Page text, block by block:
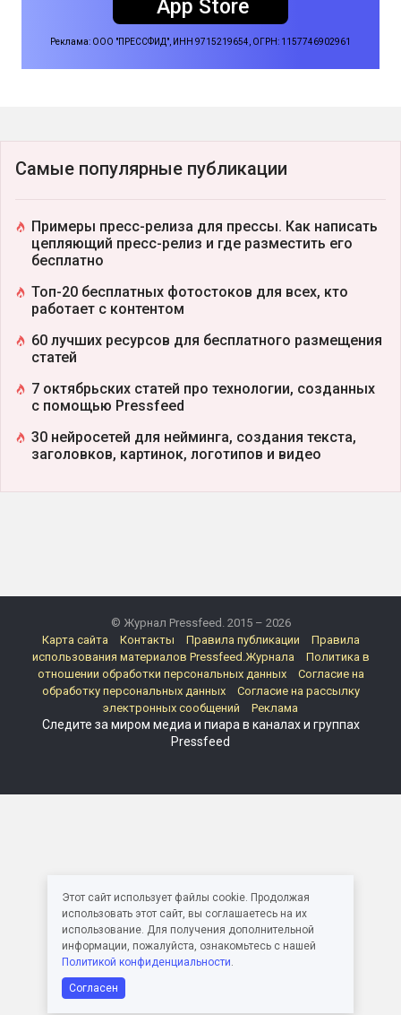
App Store
Реклама: ООО "ПРЕССФИД", ИНН 9715219654, ОГРН: 1157746902961
Самые популярные публикации
Примеры пресс-релиза для прессы. Как написать
цепляющий пресс-релиз и где разместить его
бесплатно
Топ-20 бесплатных фотостоков для всех, кто
работает с контентом
60 лучших ресурсов для бесплатного размещения
статей
7 октябрьских статей про технологии, созданных
с помощью Pressfeed
30 нейросетей для нейминга, создания текста,
заголовков, картинок, логотипов и видео
© Журнал Pressfeed. 2015 – 2026
Карта сайта
Контакты Правила публикации
Правила
использования материалов Pressfeed.Журнала
Политика в
отношении обработки персональных данных
Согласие на
обработку персональных данных
Согласие на рассылку
электронных сообщений
Реклама
Следите за миром медиа и пиара в каналах и группах
Pressfeed
Этот сайт использует файлы cookie. Продолжая
использовать этот сайт, вы соглашаетесь на их
использование. Для получения дополнительной
информации, пожалуйста, ознакомьтесь с нашей
Политикой конфиденциальности.
Согласен